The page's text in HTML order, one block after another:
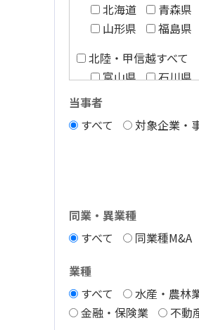
北海道
青森県
山形県
福島県
北陸・甲信越すべて
富山県
石川県
長野県
関西すべて
徳島県
当事者
すべて
対象企業・
同業・異業種
すべて
同業種M&A
業種
すべて
水産・農林
金融・保険業
不動